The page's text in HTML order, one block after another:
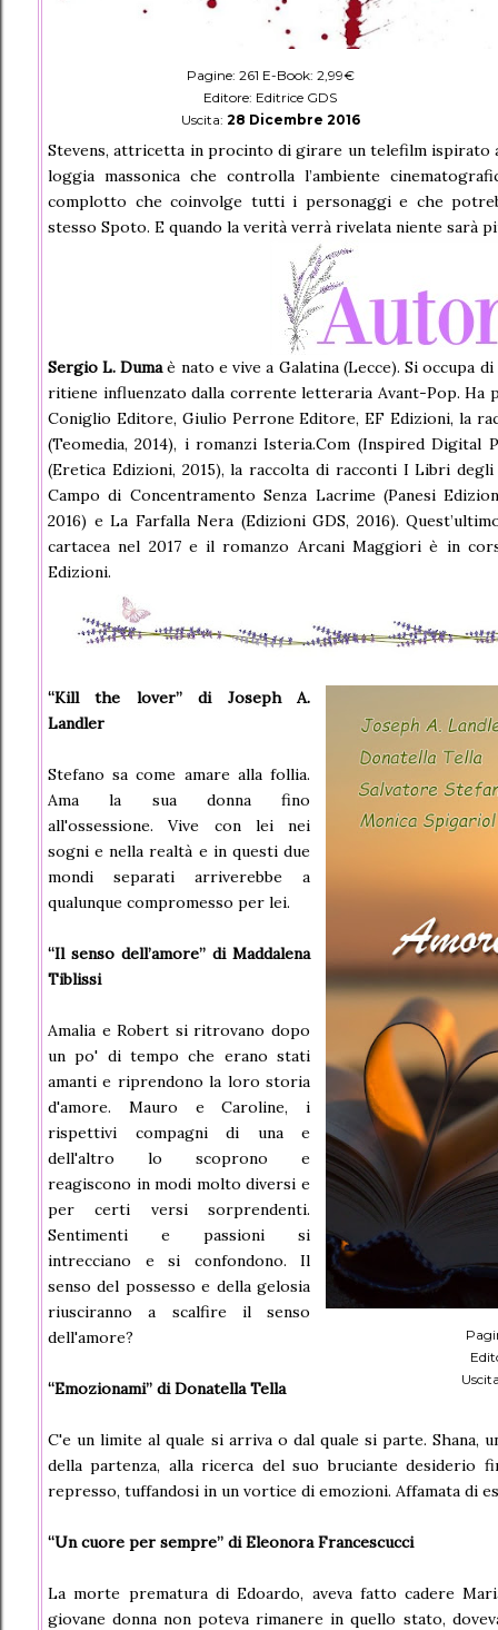
Pagine: 261 E-Book: 2,99€
Editore: Editrice GDS
Uscita: 28 Dicembre 2016
Stevens, attricetta in procinto di girare un telefilm ispirato
loggia massonica che controlla l’ambiente
complotto che coinvolge tutti i personaggi e che
stesso Spoto. E quando la verità verrà rivelata niente sarà
Sergio L. Dumaè nato e vive a Galatina (Lecce). Si occupa
ritiene influenzato dalla corrente letteraria Avant-Pop. Ha
Coniglio Editore, Giulio Perrone Editore, EF Edizioni, la
(Teomedia, 2014), i romanzi Isteria.Com (Inspired Digital
(Eretica Edizioni, 2015), la raccolta di racconti I Libri
Campo di Concentramento Senza Lacrime (Panesi
2016) e La Farfalla Nera (Edizioni GDS, 2016).
cartacea nel 2017 e il romanzo Arcani Maggiori è in
Edizioni.
“Kill the lover” di Joseph A.
Landler
Stefano sa come amare alla follia.
Ama la sua donna fino
all'ossessione. Vive con lei nei
sogni e nella realtà e in questi due
mondi separati arriverebbe a
qualunque compromesso per lei.
“Il senso dell’amore” di Maddalena
Tiblissi
Amalia e Robert si ritrovano dopo
un po' di tempo che erano stati
amanti e riprendono la loro storia
d'amore. Mauro e Caroline, i
rispettivi compagni di una e
dell'altro lo scoprono e
reagiscono in modi molto diversi e
per certi versi sorprendenti.
Sentimenti e passioni si
intrecciano e si confondono. Il
senso del possesso e della gelosia
riusciranno a scalfire il senso
dell'amore?
“Emozionami” di Donatella Tella
C'e un limite al quale si arriva o dal quale si parte. Shana,
della partenza, alla ricerca del suo bruciante desiderio
represso, tuffandosi in un vortice di emozioni. Affamata di
“Un cuore per sempre” di Eleonora Francescucci
La morte prematura di Edoardo, aveva fatto cadere
giovane donna non poteva rimanere in quello stato,